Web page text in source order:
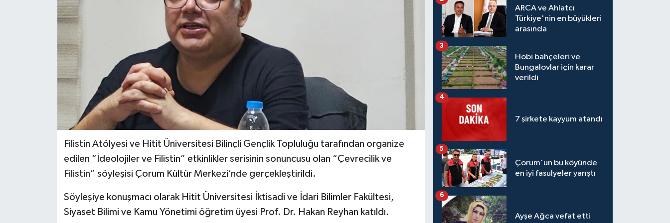
Filistin Atölyesi ve Hitit Üniversitesi Bilinçli Gençlik Topluluğu tarafından organize
edilen “İdeolojiler ve Filistin” etkinlikler serisinin sonuncusu olan “Çevrecilik ve
Filistin” söyleşisi Çorum Kültür Merkezi’nde gerçekleştirildi.
Söyleşiye konuşmacı olarak Hitit Üniversitesi İktisadi ve İdari Bilimler Fakültesi,
Siyaset Bilimi ve Kamu Yönetimi öğretim üyesi Prof. Dr. Hakan Reyhan katıldı.
ARCA ve Ahlatcı
Türkiye'nin en büyükleri
arasında
Hobi bahçeleri ve
Bungalovlar için karar
verildi
3
7 şirkete kayyum atandı
4
Çorum'un bu köyünde
en iyi fasulyeler yarıştı
5
Ayşe Ağca vefat etti
6
İLÇELER
OTOPARK
TEKNOLOJİ